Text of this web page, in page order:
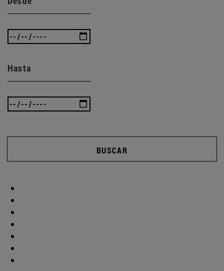
Hasta
BUSCAR